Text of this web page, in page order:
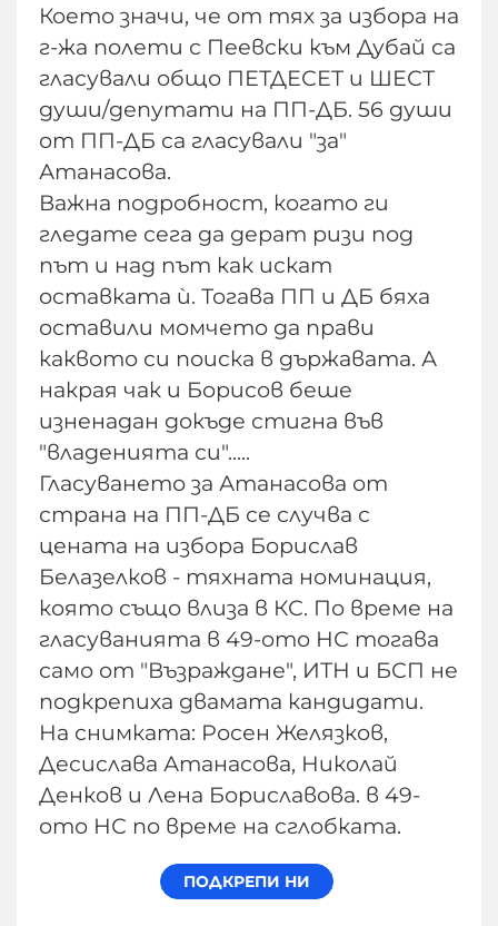
Което значи, че от тях за избора на
г-жа полети с Пеевски към Дубай са
гласували общо ПЕТДЕСЕТ и ШЕСТ
души/депутати на ПП-ДБ. 56 души
от ПП-ДБ са гласували "за"
Атанасова.
Важна подробност, когато ги
гледате сега да дерат ризи под
път и над път как искат
оставката ѝ. Тогава ПП и ДБ бяха
оставили момчето да прави
каквото си поиска в държавата. А
накрая чак и Борисов беше
изненадан докъде стигна във
"владенията си".....
Гласуването за Атанасова от
страна на ПП-ДБ се случва с
цената на избора Борислав
Белазелков - тяхната номинация,
която също влиза в КС. По време на
гласуванията в 49-ото НС тогава
само от "Възраждане", ИТН и БСП не
подкрепиха двамата кандидати.
На снимката: Росен Желязков,
Десислава Атанасова, Николай
Денков и Лена Бориславова. в 49-
ото НС по време на сглобката.